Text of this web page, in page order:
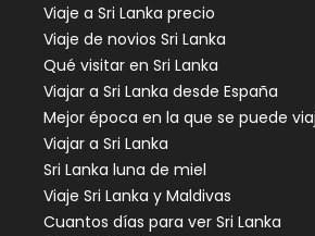
Viaje a Sri Lanka precio
Viaje de novios Sri Lanka
Qué visitar en Sri Lanka
Viajar a Sri Lanka desde España
Mejor época en la que se puede
Viajar a Sri Lanka
Sri Lanka luna de miel
Viaje Sri Lanka y Maldivas
Cuantos días para ver Sri Lanka